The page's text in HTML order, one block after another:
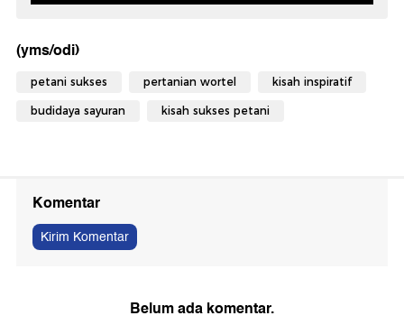
(yms/odi)
petani sukses pertanian wortel kisah inspiratif
budidaya sayuran kisah sukses petani
Komentar
Kirim Komentar
Belum ada komentar.